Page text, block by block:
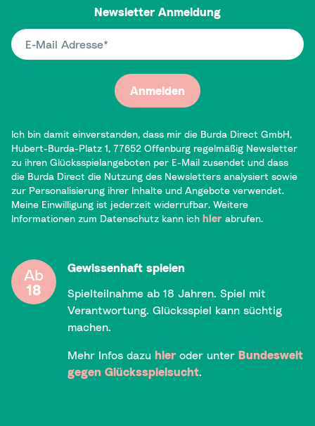
Newsletter Anmeldung
E-Mail Adresse
Anmelden
Ich bin damit einverstanden, dass mir die Burda Direct GmbH,
Hubert-Burda-Platz 1, 77652 Offenburg regelmäßig Newsletter
zu ihren Glücksspielangeboten per E-Mail zusendet und dass
die Burda Direct die Nutzung des Newsletters analysiert sowie
zur Personalisierung ihrer Inhalte und Angebote verwendet.
Meine Einwilligung ist jederzeit widerrufbar. Weitere
Informationen zum Datenschutz kann ich hier abrufen.
Ab
18
Gewissenhaft spielen
Spielteilnahme ab 18 Jahren. Spiel mit
Verantwortung. Glücksspiel kann süchtig
machen.
Mehr Infos dazu hieroder unter Bundesweit
gegen Glücksspielsucht.